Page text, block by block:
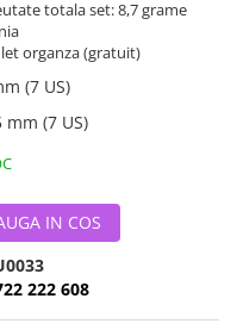
totala set: 8,7 grame
organza (gratuit)
(7 US)
mm (7 US)
IN COS
222 608